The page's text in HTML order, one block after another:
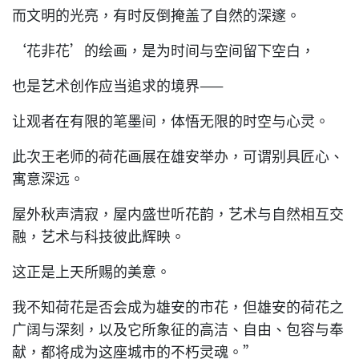
而文明的光亮，有时反倒掩盖了自然的深邃。
‘花非花’的绘画，是为时间与空间留下空白，
也是艺术创作应当追求的境界——
让观者在有限的笔墨间，体悟无限的时空与心灵。
此次王老师的荷花画展在雄安举办，可谓别具匠心、
寓意深远。
屋外秋声清寂，屋内盛世听花韵，艺术与自然相互交
融，艺术与科技彼此辉映。
这正是上天所赐的美意。
我不知荷花是否会成为雄安的市花，但雄安的荷花之
广阔与深刻，以及它所象征的高洁、自由、包容与奉
献，都将成为这座城市的不朽灵魂。”